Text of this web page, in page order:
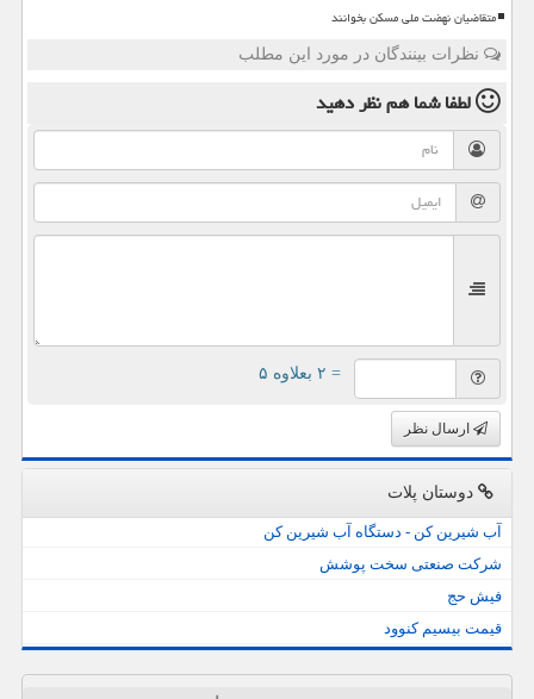
متقاضیان نهضت ملی مسکن بخوانند
نظرات بینندگان در مورد این مطلب
لطفا شما همنظر دهید
= ۲ بعلاوه ۵
ارسال نظر
دوستان پلات
آب شیرین کن - دستگاه آب شیرین کن
شرکت صنعتی سخت پوشش
فیش حج
قیمت بیسیم کنوود